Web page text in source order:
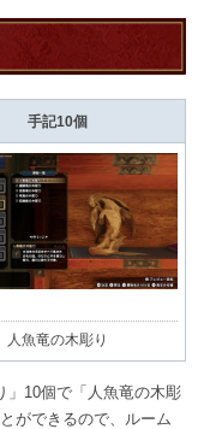
手記10個
人魚竜の木彫り
」10個で「人魚竜の木彫
ができるので、ルーム